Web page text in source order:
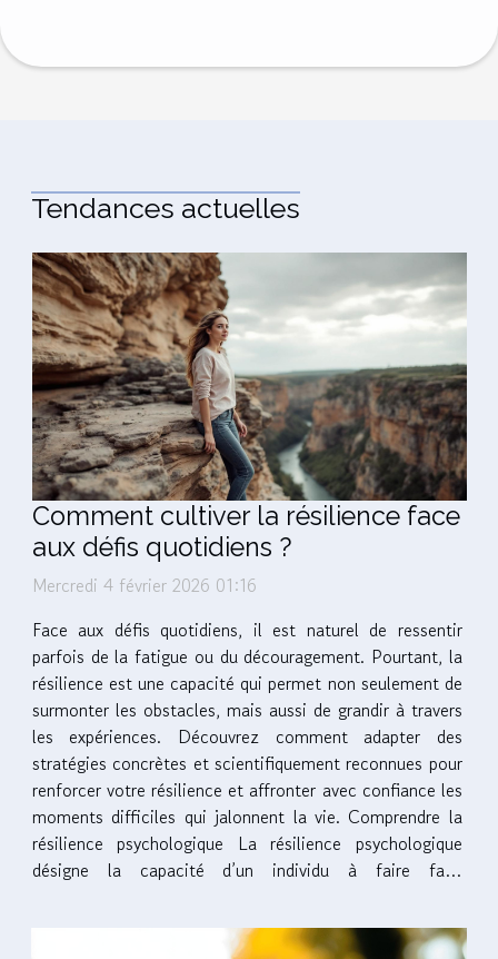
Tendances actuelles
Comment cultiver la résilience face
aux défis quotidiens ?
Mercredi 4 février 2026 01:16
Face aux défis quotidiens, il est naturel de ressentir
parfois de la fatigue ou du découragement. Pourtant, la
résilience est une capacité qui permet non seulement de
surmonter les obstacles, mais aussi de grandir à travers
les expériences. Découvrez comment adapter des
stratégies concrètes et scientifiquement reconnues pour
renforcer votre résilience et affronter avec confiance les
moments difficiles qui jalonnent la vie. Comprendre la
résilience psychologique La résilience psychologique
désigne la capacité d’un individu à faire face